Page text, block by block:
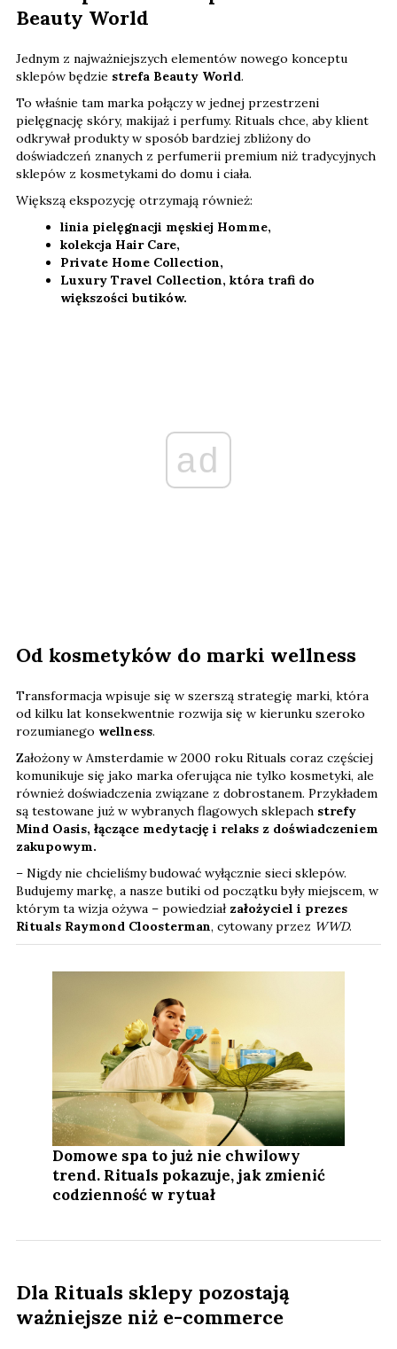
Beauty World
Jednym z najważniejszych elementów nowego konceptu
sklepów będzie strefa Beauty World.
To właśnie tam marka połączy w jednej przestrzeni
pielęgnację skóry, makijaż i perfumy. Rituals chce, aby klient
odkrywał produkty w sposób bardziej zbliżony do
doświadczeń znanych z perfumerii premium niż tradycyjnych
sklepów z kosmetykami do domu i ciała.
Większą ekspozycję otrzymają również:
linia pielęgnacji męskiej Homme,
kolekcja Hair Care,
Private Home Collection,
Luxury Travel Collection, która trafi do
większości butików.
ad
Od kosmetyków do marki wellness
Transformacja wpisuje się w szerszą strategię marki, która
od kilku lat konsekwentnie rozwija się w kierunku szeroko
rozumianego wellness.
Założony w Amsterdamie w 2000 roku Rituals coraz częściej
komunikuje się jako marka oferująca nie tylko kosmetyki, ale
również doświadczenia związane z dobrostanem. Przykładem
są testowane już w wybranych flagowych sklepach strefy
Mind Oasis, łączące medytację i relaks z doświadczeniem
zakupowym.
– Nigdy nie chcieliśmy budować wyłącznie sieci sklepów.
Budujemy markę, a nasze butiki od początku były miejscem, w
którym ta wizja ożywa – powiedział założyciel i prezes
Rituals Raymond Cloosterman, cytowany przez WWD.
Domowe spa to już nie chwilowy
trend. Rituals pokazuje, jak zmienić
codzienność w rytuał
Dla Rituals sklepy pozostają
ważniejsze niż e-commerce